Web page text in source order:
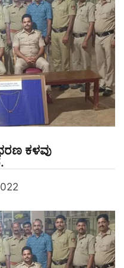
ಕಳವು